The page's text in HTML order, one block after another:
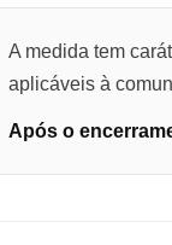
A medida tem
aplicáveis à
Após o